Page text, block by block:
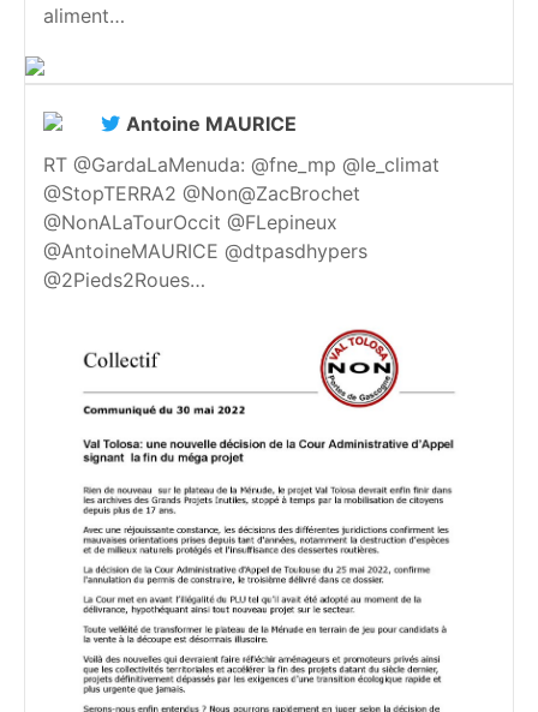
aliment…
Antoine MAURICE
RT @GardaLaMenuda: @fne_mp @le_climat
@StopTERRA2 @Non@ZacBrochet
@NonALaTourOccit @FLepineux
@AntoineMAURICE @dtpasdhypers
@2Pieds2Roues…